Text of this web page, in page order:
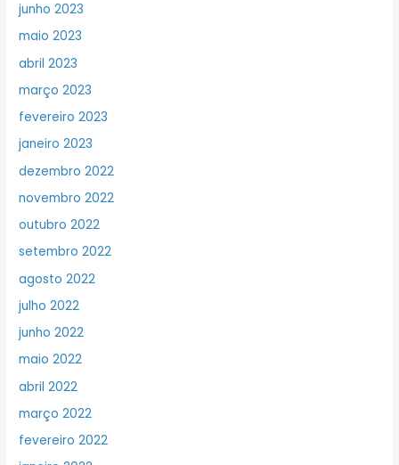
junho 2023
maio 2023
abril 2023
março 2023
fevereiro 2023
janeiro 2023
dezembro 2022
novembro 2022
outubro 2022
setembro 2022
agosto 2022
julho 2022
junho 2022
maio 2022
abril 2022
março 2022
fevereiro 2022